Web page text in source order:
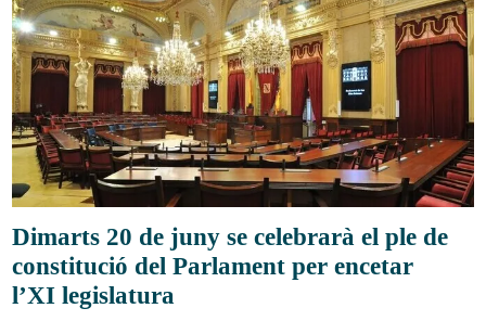
Dimarts 20 de juny se celebrarà el ple de
constitució del Parlament per encetar
l’XI legislatura